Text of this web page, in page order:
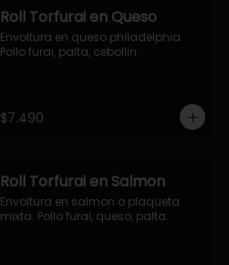
Roll Torfurai en Queso
Envoltura en queso philadelphia.
Pollo furai, palta, cebollin.
$7.490
Roll Torfurai en Salmon
Envoltura en salmon o plaqueta
mixta. Pollo furai, queso, palta.